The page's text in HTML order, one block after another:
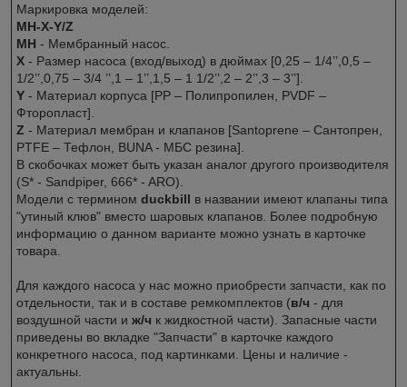
Маркировка моделей:
МН-X-Y/Z
МН - Мембранный насос.
X - Размер насоса (вход/выход) в дюймах [0,25 – 1/4’’,0,5 –
1/2’’,0,75 – 3/4 ’’,1 – 1’’,1,5 – 1 1/2’’,2 – 2’’,3 – 3’’].
Y - Материал корпуса [PP – Полипропилен, PVDF –
Фторопласт].
Z - Материал мембран и клапанов [Santoprene – Сантопрен,
PTFE – Тефлон, BUNA - МБС резина].
В скобочках может быть указан аналог другого производителя
(S* - Sandpiper, 666* - ARO).
Модели с термином duckbill в названии имеют клапаны типа
"утиный клюв" вместо шаровых клапанов. Более подробную
информацию о данном варианте можно узнать в карточке
товара.
Для каждого насоса у нас можно приобрести запчасти, как по
отдельности, так и в составе ремкомплектов (в/ч - для
воздушной части и ж/ч к жидкостной части). Запасные части
приведены во вкладке "Запчасти" в карточке каждого
конкретного насоса, под картинками. Цены и наличие -
актуальны.